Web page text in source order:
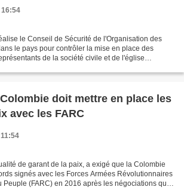
16:54
le Conseil de Sécurité de l'Organisation des
le pays pour contrôler la mise en place des
de la société civile et de l'église
doit mettre en place les
avec les FARC
de garant de la paix, a exigé que la Colombie
signés avec les Forces Armées Révolutionnaires
Peuple (FARC) en 2016 après les négociations qui